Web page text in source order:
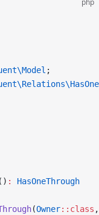
php
;
() :
HasOneThrough
(Owner::class